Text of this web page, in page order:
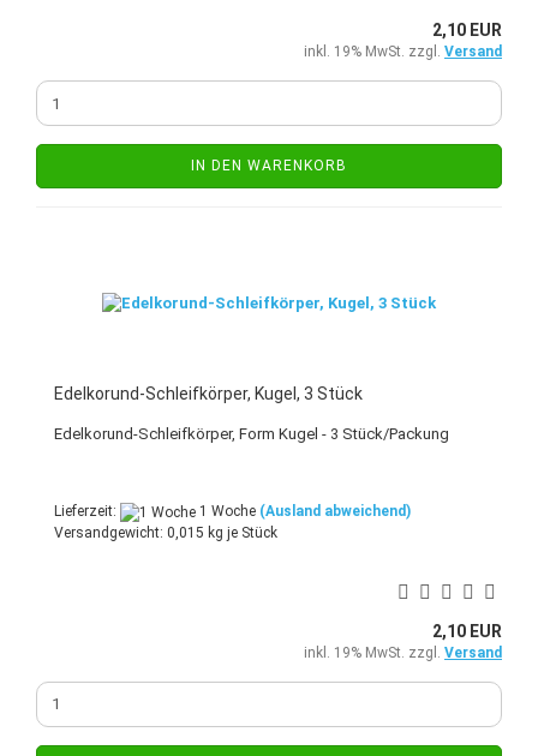
2,10 EUR
inkl. 19% MwSt. zzgl. Versand
IN DEN WARENKORB
Edelkorund-Schleifkörper, Kugel, 3 Stück
Edelkorund-Schleifkörper, Form Kugel - 3 Stück/Packung
Lieferzeit: 1 Woche (Ausland abweichend)
Versandgewicht: 0,015 kg je Stück
2,10 EUR
inkl. 19% MwSt. zzgl. Versand